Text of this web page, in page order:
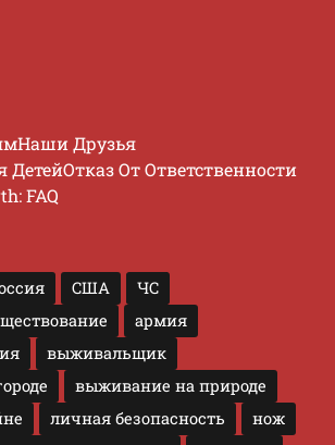
Наши Друзья
ДетейОтказ От Ответственности
FAQ
США
ЧС
армия
выживальщик
выживание на природе
личная безопасность
нож